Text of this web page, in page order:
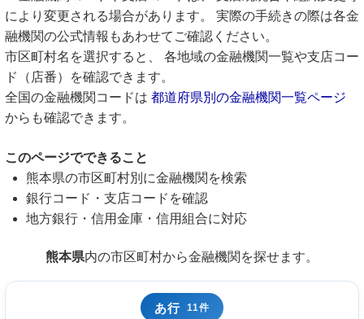
により変更される場合があります。 実際の手続きの際は各金
融機関の公式情報もあわせてご確認ください。
市区町村名を選択すると、 各地域の金融機関一覧や支店コー
ド（店番）を確認できます。
全国の金融機関コードは 都道府県別の金融機関一覧ページ
からも確認できます。
このページでできること
熊本県の市区町村別に金融機関を検索
銀行コード・支店コードを確認
地方銀行・信用金庫・信用組合に対応
熊本県内の市区町村から金融機関を探せます。
あ行 11件